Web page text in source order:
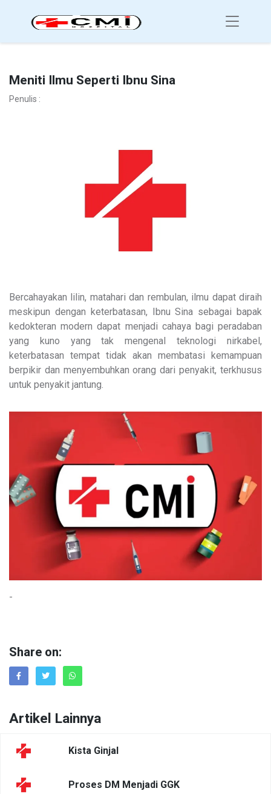
Meniti Ilmu Seperti Ibnu Sina
Penulis :
Bercahayakan lilin, matahari dan rembulan, ilmu dapat diraih
meskipun dengan keterbatasan, Ibnu Sina sebagai bapak
kedokteran modern dapat menjadi cahaya bagi peradaban
yang kuno yang tak mengenal teknologi nirkabel,
keterbatasan tempat tidak akan membatasi kemampuan
berpikir dan menyembuhkan orang dari penyakit, terkhusus
untuk penyakit jantung.
-
Share on:
Artikel Lainnya
Kista Ginjal
Proses DM Menjadi GGK